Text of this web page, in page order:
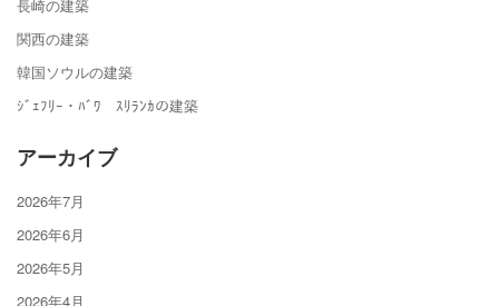
長崎の建築
関西の建築
韓国ソウルの建築
ｼﾞｪﾌﾘｰ・ﾊﾞﾜ ｽﾘﾗﾝｶの建築
アーカイブ
2026年7月
2026年6月
2026年5月
2026年4月